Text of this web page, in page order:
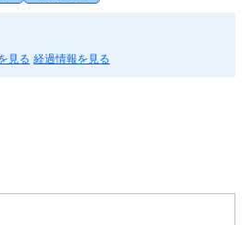
見る 経過情報を見る